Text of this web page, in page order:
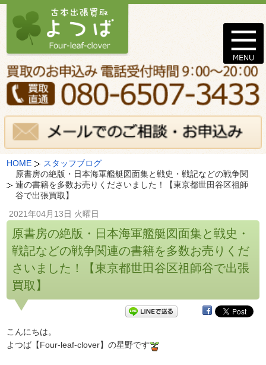
HOME
スタッフブログ
原書房の絶版・日本海軍艦艇図面集と戦史・戦記などの戦争関
連の書籍を多数お売りくださいました！【東京都世田谷区祖師
谷で出張買取】
2021年04月13日 火曜日
原書房の絶版・日本海軍艦艇図面集と戦史・
戦記などの戦争関連の書籍を多数お売りくだ
さいました！【東京都世田谷区祖師谷で出張
買取】
こんにちは。
よつば【Four-leaf-clover】の星野です